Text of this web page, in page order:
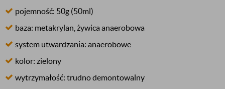
pojemność: 50g (50ml)
baza: metakrylan, żywica anaerobowa
system utwardzania: anaerobowe
kolor: zielony
wytrzymałość: trudno demontowalny